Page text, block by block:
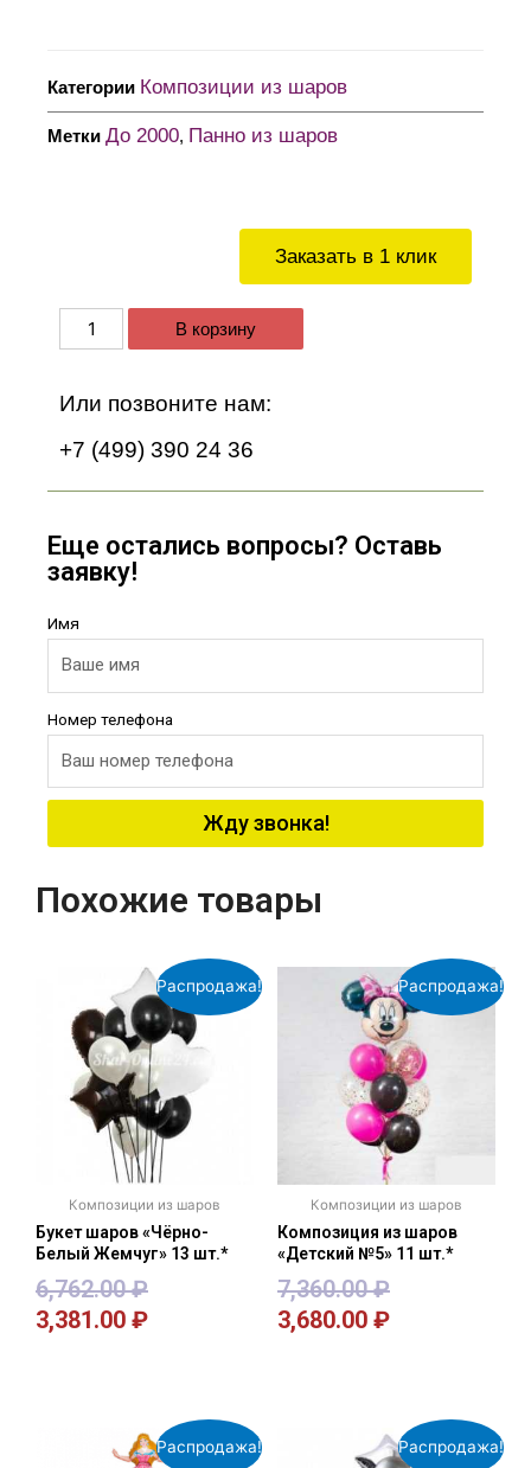
Заказать в 1 клик
В корзину
Или позвоните нам:
+7 (499) 390 24 36
Еще остались вопросы? Оставь
заявку!
Имя
Номер телефона
Жду звонка!
Категории Композиции из шаров
Метки До 2000, Панно из шаров
Похожие товары
Распродажа!
Композиции из шаров
Букет шаров «Чёрно-
Белый Жемчуг» 13 шт.*
6,762.00₽
3,381.00 ₽
Распродажа!
Композиции из шаров
Композиция из шаров
«Детский №5» 11 шт.*
7,360.00₽
3,680.00 ₽
Распродажа! Распродажа!